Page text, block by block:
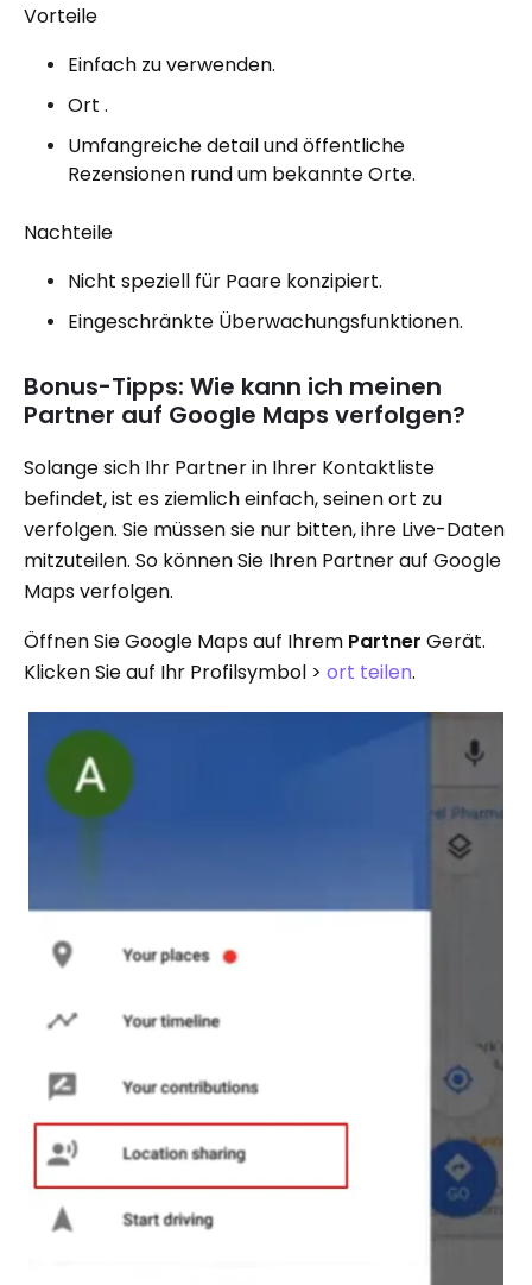
Vorteile
Einfach zu verwenden.
Ort .
Umfangreiche detail und öffentliche
Rezensionen rund um bekannte Orte.
Nachteile
Nicht speziell für Paare konzipiert.
Eingeschränkte Überwachungsfunktionen.
Bonus-Tipps: Wie kann ich meinen
Partner auf Google Maps verfolgen?
Solange sich Ihr Partner in Ihrer Kontaktliste
befindet, ist es ziemlich einfach, seinen ort zu
verfolgen. Sie müssen sie nur bitten, ihre Live-Daten
mitzuteilen. So können Sie Ihren Partner auf Google
Maps verfolgen.
Öffnen Sie Google Maps auf Ihrem Partner Gerät.
Klicken Sie auf Ihr Profilsymbol > ort teilen.